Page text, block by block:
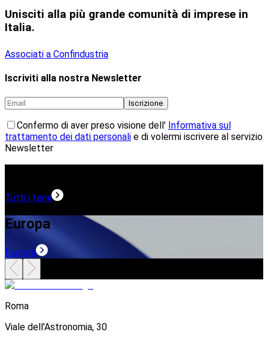
Unisciti alla più grande comunità di imprese in
Italia.
Associati a Confindustria
Iscriviti alla nostra Newsletter
Iscrizione
Confermo di aver preso visione dell' Informativa sul
trattamento dei dati personali e di volermi iscrivere al servizio
Newsletter
Tutti i temi
Europa
Esplora
Roma
Viale dell'Astronomia, 30